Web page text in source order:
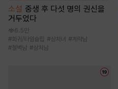
소설 중생 후 다섯 명의 권신을
거두었다
6.5만
#회귀/타임슬립 #상처녀 # 계략남
#철벽남 #상처남